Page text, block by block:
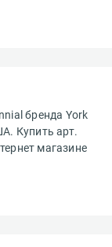
бренда York
Купить арт.
магазине